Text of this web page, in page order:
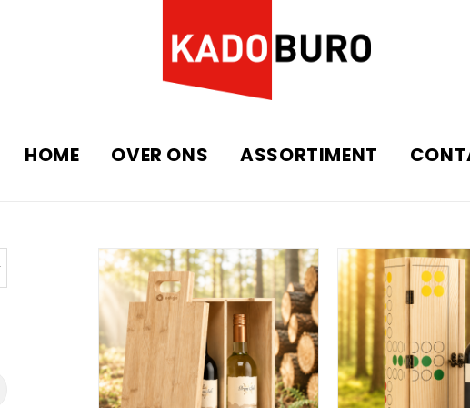
HOME OVER ONS ASSORTIMENT